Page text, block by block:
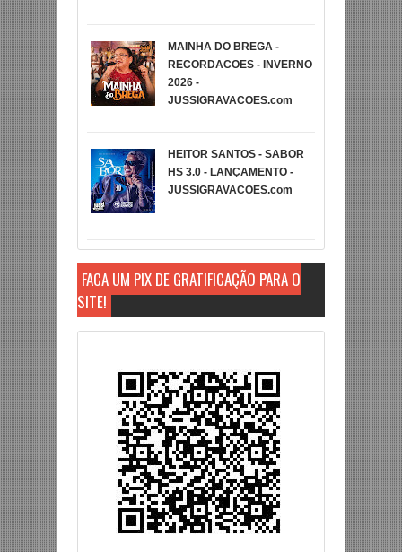
MAINHA DO BREGA -
RECORDACOES - INVERNO
2026 -
JUSSIGRAVACOES.com
HEITOR SANTOS - SABOR
HS 3.0 - LANÇAMENTO -
JUSSIGRAVACOES.com
FAÇA UM PIX DE GRATIFICAÇÃO PARA O
SITE!